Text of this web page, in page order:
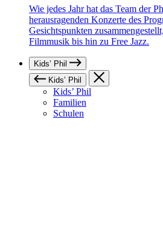
Wie jedes Jahr hat das Team der
herausragenden Konzerte des
Gesichtspunkten
Filmmusik bis hin zu Free Jazz.
Kids’ Phil
Kids’ Phil
Kids’ Phil
Familien
Schulen